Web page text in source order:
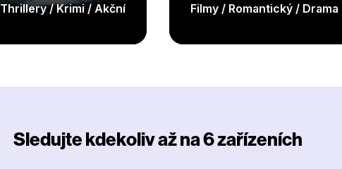
/ Krimi / Akční
Filmy / Romantický / Drama
Sledujte kdekoliv až na 6 zařízeních